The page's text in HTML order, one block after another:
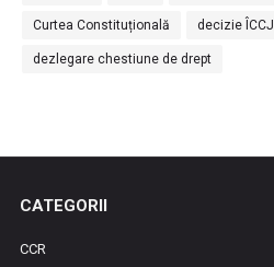
Curtea Constituțională decizie ÎCCJ
dezlegare chestiune de drept
CATEGORII
CCR